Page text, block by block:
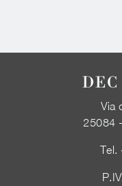
Via
25084
Tel.